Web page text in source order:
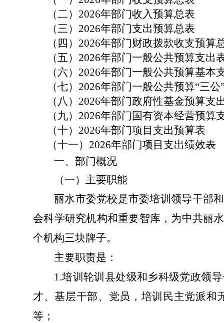
（二） 2026年部门收入预算总表
（三） 2026年部门支出预算总表
（四） 2026年部门财政拨款收支预算
（五） 2026年部门一般公共预算支出
（六） 2026年部门一般公共预算基本
（七） 2026年部门一般公共预算“三公
（八） 2026年部门政府性基金预算支
（九） 2026年部门国有资本经营预算
（十） 2026年部门项目支出预算表
（十一） 2026年部门项目支出绩效表
一、部门概况
（一）主要职能
丽水市委党校是市委培训领导干部
会科学研究机构和重要智库，为中共丽
个机构三块牌子。
主要职责是：
1.培训轮训县处级和乡科级党政领
才、基层干部、党员，培训民主党派和
等；